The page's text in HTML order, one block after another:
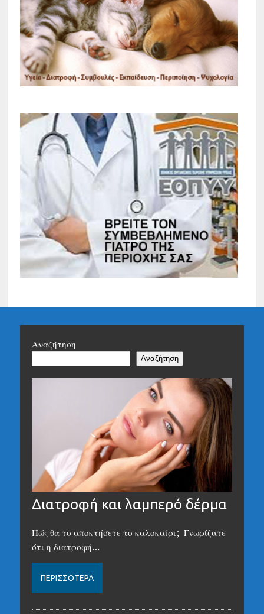
Αναζήτηση
Αναζήτηση
Διατροφή και λαμπερό δέρμα
Πώς θα το αποκτήσετε το καλοκαίρι; Γνωρίζατε
ότι η διατροφή…
ΠΕΡΙΣΣΌΤΕΡΑ